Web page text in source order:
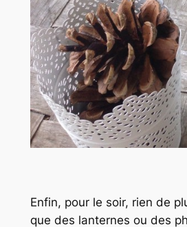
Enfin, pour le soir, rien de
que des lanternes ou des